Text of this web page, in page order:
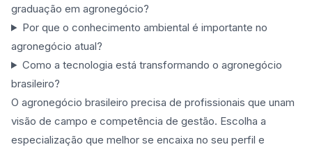
graduação em agronegócio?
Por que o conhecimento ambiental é importante no
agronegócio atual?
Como a tecnologia está transformando o agronegócio
brasileiro?
O agronegócio brasileiro precisa de profissionais que unam
visão de campo e competência de gestão. Escolha a
especialização que melhor se encaixa no seu perfil e